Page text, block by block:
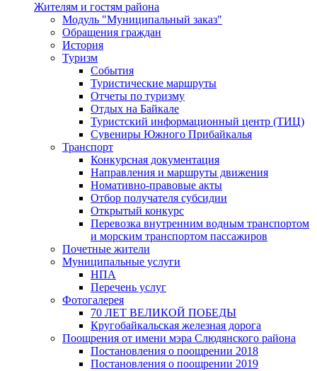
Жителям и гостям района
Модуль "Муниципальный заказ"
Обращения граждан
История
Туризм
События
Туристические маршруты
Отчеты по туризму
Отдых на Байкале
Туристский информационный центр (ТИЦ)
Сувениры Южного Прибайкалья
Транспорт
Конкурсная документация
Направления и маршруты движения
Номативно-правовые акты
Отбор получателя субсидии
Открытый конкурс
Перевозка внутренним водным транспортом
и морским транспортом пассажиров
Почетные жители
Муниципальные услуги
НПА
Перечень услуг
Фотогалерея
70 ЛЕТ ВЕЛИКОЙ ПОБЕДЫ
Кругобайкальская железная дорога
Поощрения от имени мэра Слюдянского района
Постановления о поощрении 2018
Постановления о поощрении 2019